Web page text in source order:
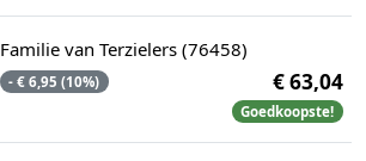
Familie van Terzielers (76458)
- € 6,95 (10%) € 63,04
Goedkoopste!